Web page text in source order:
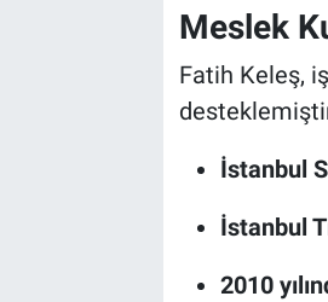
Meslek
Fatih Keleş,
İstanbul
İstanbul
2010